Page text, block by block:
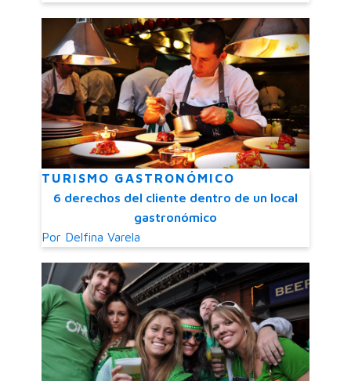
TURISMO GASTRONÓMICO
6 derechos del cliente dentro de un local
gastronómico
Por Delfina Varela